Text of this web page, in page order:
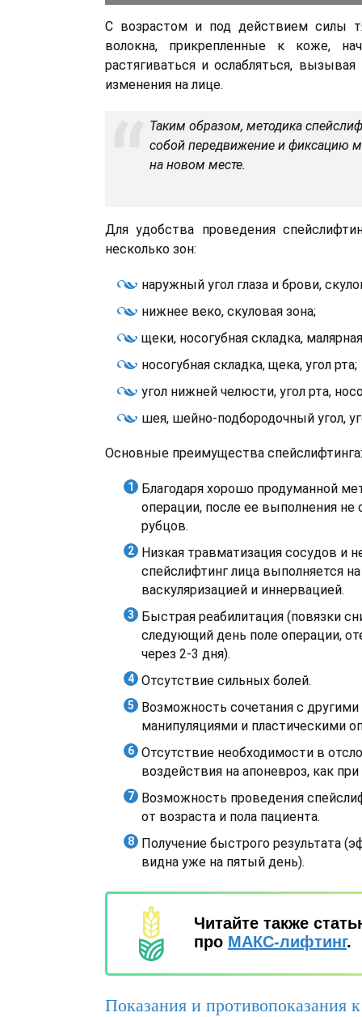
С возрастом и под действием силы
волокна, прикрепленные к коже,
растягиваться и ослабляться,
изменения на лице.
Таким образом, методика
собой передвижение и фиксацию
на новом месте.
Для удобства проведения
несколько зон:
наружный угол глаза и брови,
нижнее веко, скуловая зона;
щеки, носогубная складка,
носогубная складка, щека, угол рта;
угол нижней челюсти, угол рта,
шея, шейно-подбородочный угол,
Основные преимущества спейслифтинга:
Благодаря хорошо продуманной
операции, после ее выполнения не
рубцов.
Низкая травматизация сосудов и
спейслифтинг лица выполняется
васкуляризацией и иннервацией.
Быстрая реабилитация (повязки
следующий день поле операции,
через 2-3 дня).
Отсутствие сильных болей.
Возможность сочетания с
манипуляциями и пластическими
Отсутствие необходимости в
воздействия на апоневроз, как при
Возможность проведения
от возраста и пола пациента.
Получение быстрого результата
видна уже на пятый день).
Читайте также
про МАКС-лифтинг.
Показания и противопоказания